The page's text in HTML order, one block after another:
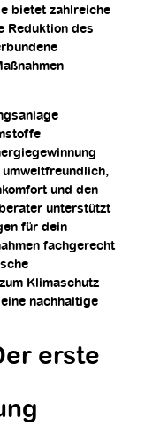
bietet zahlreiche
Reduktion des
umweltfreundlich,
und den
unterstützt
für dein
fachgerecht
Klimaschutz
nachhaltige
erste